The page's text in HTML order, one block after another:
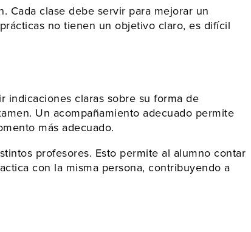
Cada clase debe servir para mejorar un
no tienen un objetivo claro, es difícil
indicaciones claras sobre su forma de
Un acompañamiento adecuado permite
más adecuado.
profesores. Esto permite al alumno contar
con la misma persona, contribuyendo a